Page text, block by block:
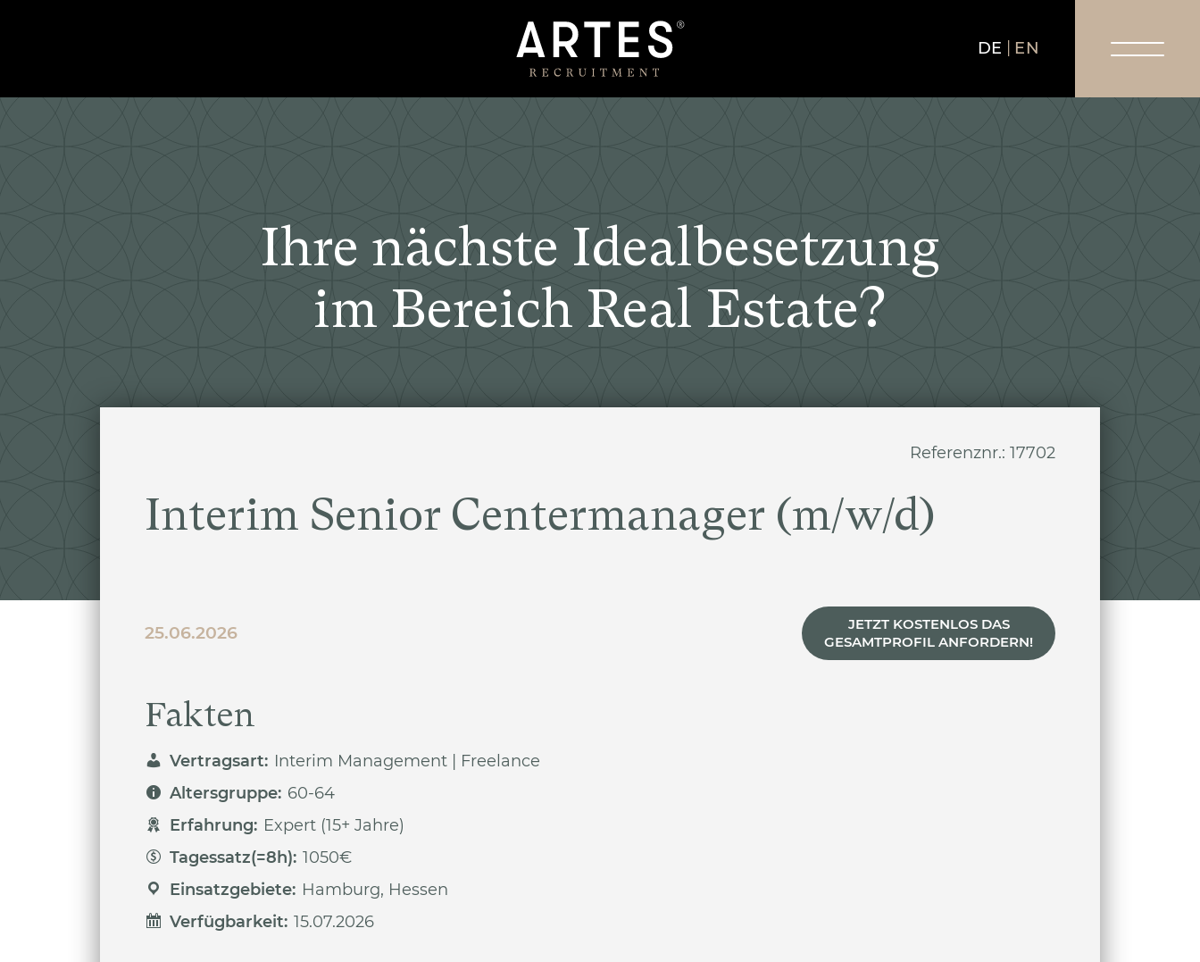
DE EN
Ihre nächste Idealbesetzung
im Bereich Real Estate?
Interim Senior Centermanager (m/w/d)
Referenznr.: 17702
25.06.2026
JETZT KOSTENLOS DAS
GESAMTPROFIL ANFORDERN!
Fakten
Vertragsart: Interim Management | Freelance
Altersgruppe: 60-64
Erfahrung: Expert (15+ Jahre)
Tagessatz(=8h): 1050€
Einsatzgebiete: Hamburg, Hessen
Verfügbarkeit: 15.07.2026